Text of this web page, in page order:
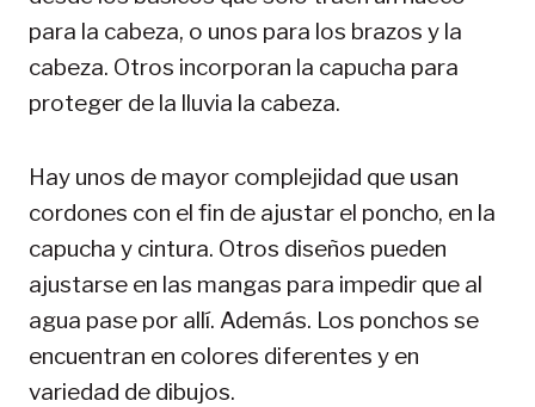
para la cabeza, o unos para los brazos y la
cabeza. Otros incorporan la capucha para
proteger de la lluvia la cabeza.
Hay unos de mayor complejidad que usan
cordones con el fin de ajustar el poncho, en la
capucha y cintura. Otros diseños pueden
ajustarse en las mangas para impedir que al
agua pase por allí. Además. Los ponchos se
encuentran en colores diferentes y en
variedad de dibujos.